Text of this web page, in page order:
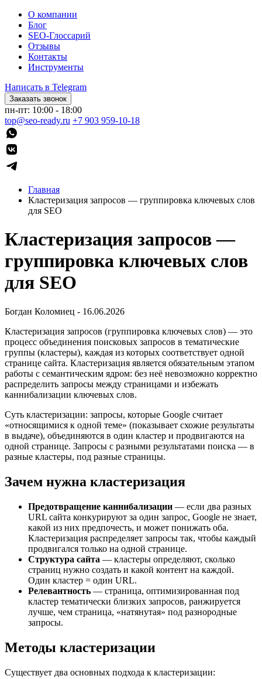
О компании
Блог
SEO-Глоссарий
Отзывы
Контакты
Инструменты
Написать в Telegram
Заказать звонок
пн-пт: 10:00 - 18:00
top@seo-ready.ru +7 903 959-10-18
Главная
Кластеризация запросов — группировка ключевых слов
для SEO
Кластеризация запросов —
группировка ключевых слов
для SEO
Богдан Коломиец - 16.06.2026
Кластеризация запросов (группировка ключевых слов) — это
процесс объединения поисковых запросов в тематические
группы (кластеры), каждая из которых соответствует одной
странице сайта. Кластеризация является обязательным этапом
работы с семантическим ядром: без неё невозможно корректно
распределить запросы между страницами и избежать
каннибализации ключевых слов.
Суть кластеризации: запросы, которые Google считает
«относящимися к одной теме» (показывает схожие результаты
в выдаче), объединяются в один кластер и продвигаются на
одной странице. Запросы с разными результатами поиска — в
разные кластеры, под разные страницы.
Зачем нужна кластеризация
Предотвращение каннибализации — если два разных
URL сайта конкурируют за один запрос, Google не знает,
какой из них предпочесть, и может понижать оба.
Кластеризация распределяет запросы так, чтобы каждый
продвигался только на одной странице.
Структура сайта — кластеры определяют, сколько
страниц нужно создать и какой контент на каждой.
Один кластер = один URL.
Релевантность — страница, оптимизированная под
кластер тематически близких запросов, ранжируется
лучше, чем страница, «натянутая» под разнородные
запросы.
Методы кластеризации
Существует два основных подхода к кластеризации: